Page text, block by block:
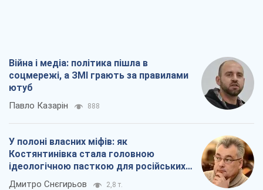
Війна і медіа: політика пішла в
соцмережі, а ЗМІ грають за правилами
ютуб
Павло Казарін 888
У полоні власних міфів: як
Костянтинівка стала головною
ідеологічною пасткою для російських
окупантів
Дмитро Снєгирьов 2,8 т.